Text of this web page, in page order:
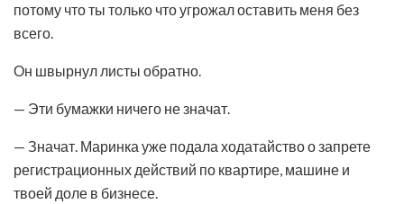
потому что ты только что угрожал оставить меня без
всего.
Он швырнул листы обратно.
— Эти бумажки ничего не значат.
— Значат. Маринка уже подала ходатайство о запрете
регистрационных действий по квартире, машине и
твоей доле в бизнесе.